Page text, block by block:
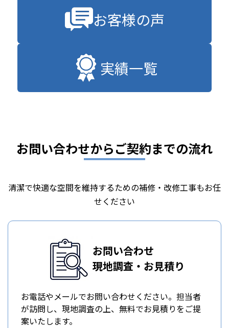
お客様の声
実績一覧
お問い合わせからご契約までの流れ
清潔で快適な空間を維持するための補修・改修工事もお任
せください
お問い合わせ
現地調査・お見積り
お電話やメールでお問い合わせください。担当者
が訪問し、現地調査の上、無料でお見積りをご提
案いたします。